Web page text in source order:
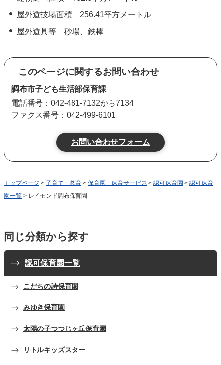
屋外遊技場面積 256.41平方メートル
屋外遊具等 砂場、鉄棒
このページに関するお問い合わせ
調布市子ども生活部保育課
電話番号：042-481-7132から7134
ファクス番号：042-499-6101
トップページ > 子育て・教育 > 保育園・保育サービス > 認可保育園 > 認可保育
園一覧 > レイモンド調布保育園
同じ分類から探す
認可保育園一覧
こだちの詩保育園
みゆき保育園
太陽の子つつじヶ丘保育園
リトルキッズスター